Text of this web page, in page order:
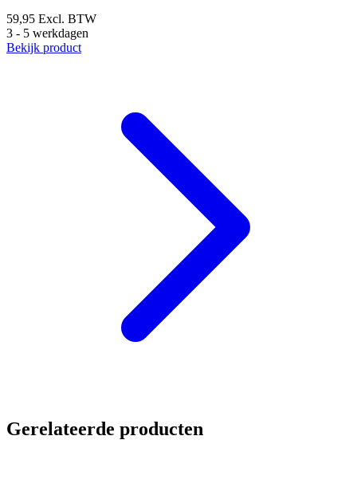
59,95 Excl. BTW
3 - 5 werkdagen
Bekijk product
Gerelateerde producten